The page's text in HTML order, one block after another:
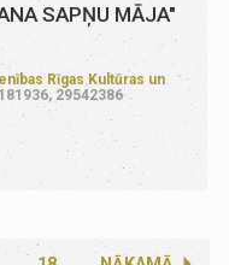
SAPŅU MĀJA"
Rīgas Kultūras un
29542386